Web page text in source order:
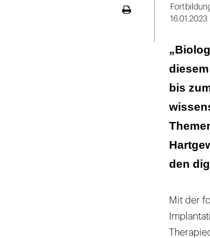
Programm
16.01.2023
bis
den
Mit der